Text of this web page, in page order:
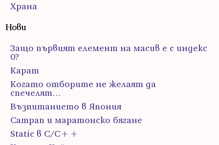
Храна
Нови
Защо първият елемент на масив е с индекс
0?
Карат
Когато отборите не желаят да
спечелят…
Възпитанието в Япония
Сатрап и маратонско бягане
Static в C/C++